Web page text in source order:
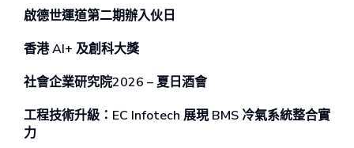
啟德世運道第二期辦⼊伙⽇
香港 AI+ 及創科⼤獎
社會企業研究院2026 – 夏日酒會
工程技術升級：EC Infotech 展現 BMS 冷氣系統整合實
力